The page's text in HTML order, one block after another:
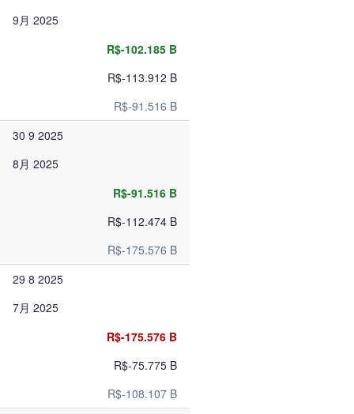
9月 2025
R$-102.185 B
R$-113.912 B
R$-91.516 B
30 9 2025
8月 2025
R$-91.516 B
R$-112.474 B
R$-175.576 B
29 8 2025
7月 2025
R$-175.576 B
R$-75.775 B
R$-108.107 B